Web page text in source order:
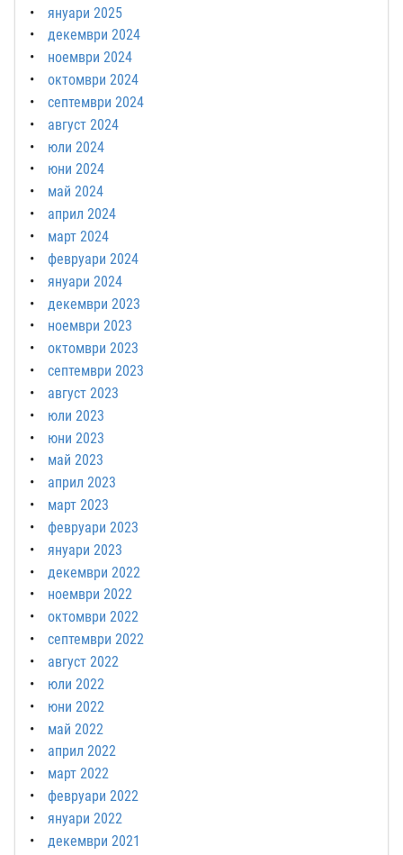
януари 2025
декември 2024
ноември 2024
октомври 2024
септември 2024
август 2024
юли 2024
юни 2024
май 2024
април 2024
март 2024
февруари 2024
януари 2024
декември 2023
ноември 2023
октомври 2023
септември 2023
август 2023
юли 2023
юни 2023
май 2023
април 2023
март 2023
февруари 2023
януари 2023
декември 2022
ноември 2022
октомври 2022
септември 2022
август 2022
юли 2022
юни 2022
май 2022
април 2022
март 2022
февруари 2022
януари 2022
декември 2021